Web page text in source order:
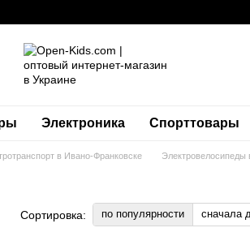
Электроника Спорттовары
в Ивано-Франковске Электровелосипеды
Сортировка: по популярности сначала